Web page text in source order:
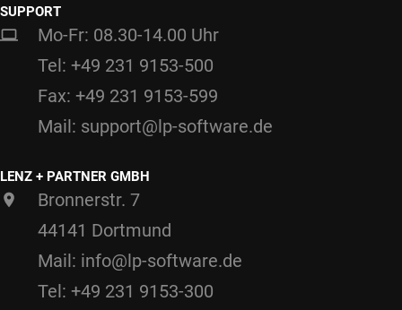
SUPPORT
Mo-Fr: 08.30-14.00 Uhr
Tel: +49 231 9153-500
Fax: +49 231 9153-599
Mail: support@lp-software.de
LENZ + PARTNER GMBH
Bronnerstr. 7
44141 Dortmund
Mail: info@lp-software.de
Tel: +49 231 9153-300